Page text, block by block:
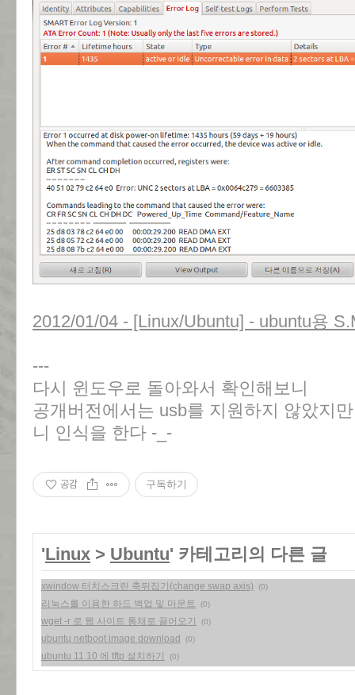
2012/01/04 - [Linux/Ubuntu] - ubuntu용
---
다시 윈도우로 돌아와서 확인해보니
공개버전에서는 usb를 지원하지 않았지
니 인식을 한다 -_-
공감 구독하기
'Linux > Ubuntu' 카테고리의 다른 글
xwindow 터치스크린 축뒤집기(change swap axis) (0)
리눅스를 이용한 하드 백업 및 마운트 (0)
wget -r 로 웹 사이트 통채로 끌어오기 (0)
ubuntu netboot image download (0)
ubuntu 11.10 에 tftp 설치하기 (0)